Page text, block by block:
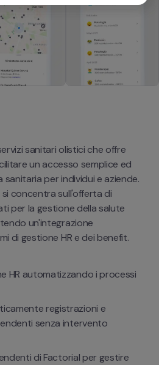
sanitari olistici che offre
un accesso semplice ed
sanitaria per individui e aziende.
concentra sull'offerta di
per la gestione della salute
un'integrazione
di gestione HR e dei benefit.
HR automatizzando i processi
registrazioni e
senza intervento
di Factorial per gestire